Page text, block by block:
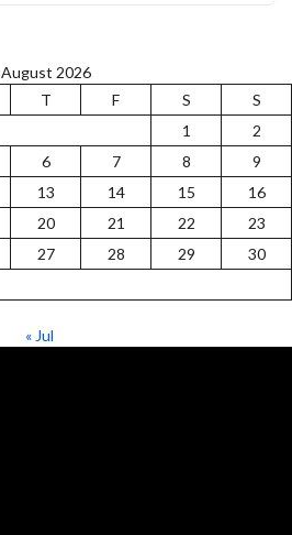
August 2026
T F S
S
1
2
6 7 8
9
13 14 15
16
20 21 22
23
27 28 29
30
« Jul